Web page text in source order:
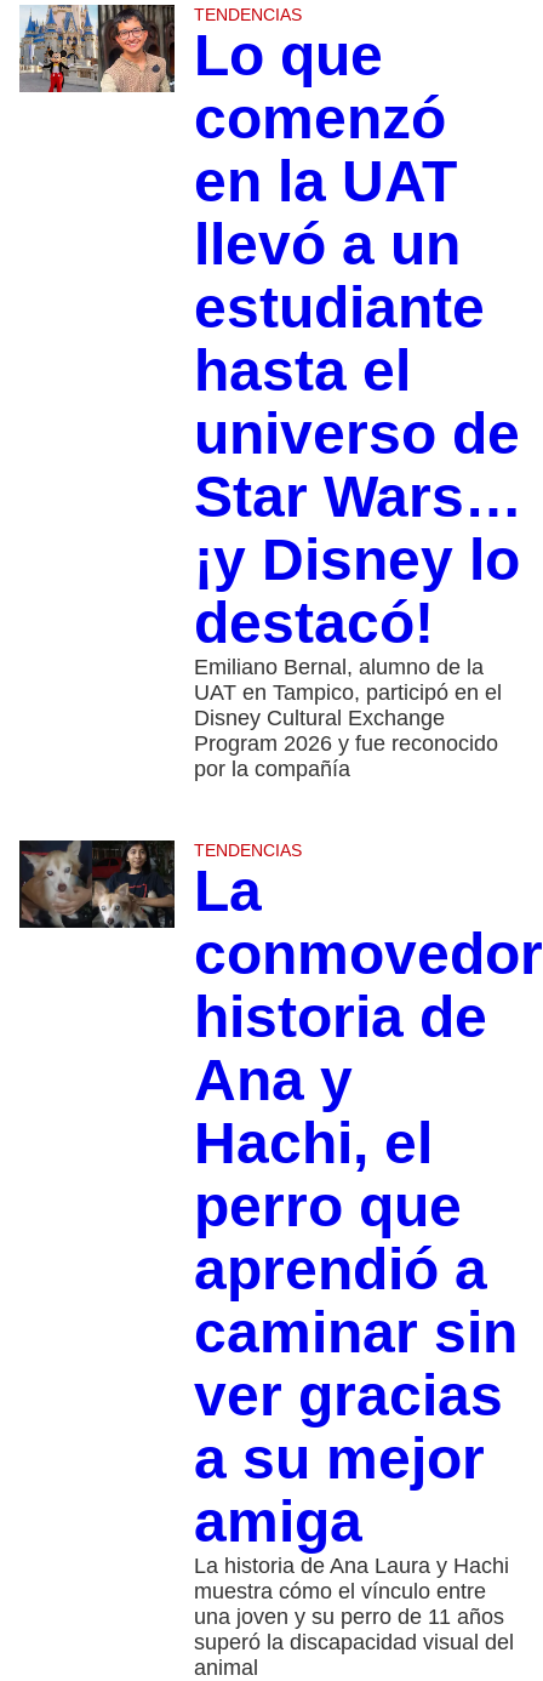
TENDENCIAS
Lo que
comenzó
en la UAT
llevó a un
estudiante
hasta el
universo de
Star Wars…
¡y Disney lo
destacó!
Emiliano Bernal, alumno de la
UAT en Tampico, participó en el
Disney Cultural Exchange
Program 2026 y fue reconocido
por la compañía
TENDENCIAS
La
historia de
Ana y
Hachi, el
perro que
aprendió a
caminar sin
ver gracias
a su mejor
amiga
La historia de Ana Laura y Hachi
muestra cómo el vínculo entre
una joven y su perro de 11 años
superó la discapacidad visual del
animal